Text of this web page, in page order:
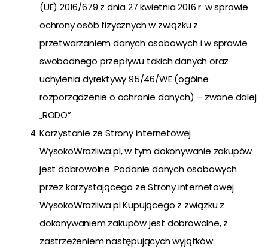
(UE) 2016/679 z dnia 27 kwietnia 2016 r. w sprawie
ochrony osób fizycznych w związku z
przetwarzaniem danych osobowych i w sprawie
swobodnego przepływu takich danych oraz
uchylenia dyrektywy 95/46/WE (ogólne
rozporządzenie o ochronie danych) – zwane dalej
„RODO”.
Korzystanie ze Strony internetowej
WysokoWrażliwa.pl, w tym dokonywanie zakupów
jest dobrowolne. Podanie danych osobowych
przez korzystającego ze Strony internetowej
WysokoWrażliwa.pl Kupującego z związku z
dokonywaniem zakupów jest dobrowolne, z
zastrzeżeniem następujących wyjątków: